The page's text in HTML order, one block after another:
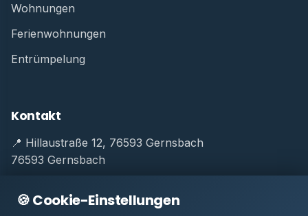
Wohnungen
Ferienwohnungen
Entrümpelung
Kontakt
📍 Hillaustraße 12, 76593 Gernsbach
76593 Gernsbach
💬WhatsApp: 0174 2422262
🍪 Cookie-Einstellungen